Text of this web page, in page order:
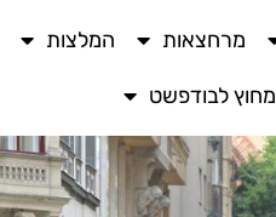
מרחצאות המלצות
מחוץ לבודפשט